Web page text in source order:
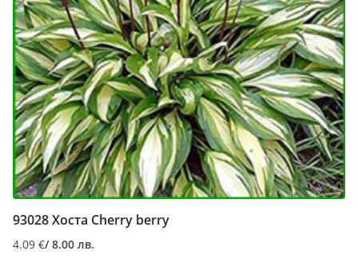
93028 Хоста Cherry berry
4.09 €/ 8.00 лв.